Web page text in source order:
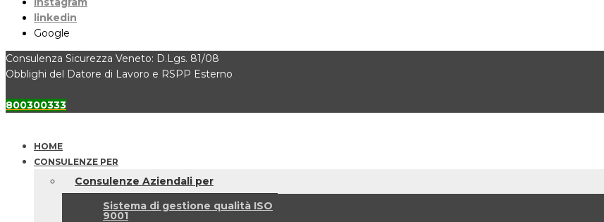
linkedin
Google
Consulenza Sicurezza Veneto: D.Lgs. 81/08
Obblighi del Datore di Lavoro e RSPP Esterno
800300333
HOME
CONSULENZE PER
Consulenze Aziendali per
Sistema di gestione qualità ISO
9001